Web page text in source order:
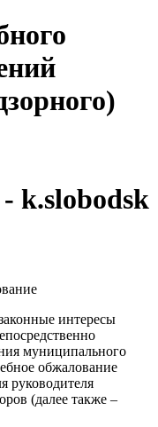
k.slobodsk
интересы
муниципального
обжалование
руководителя
(далее также –